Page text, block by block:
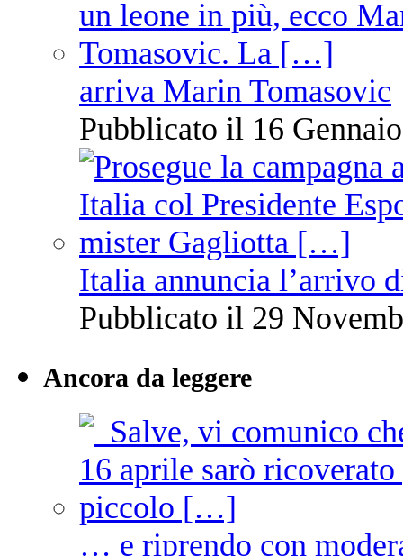
arriva Marin Tomasovic
Pubblicato il 16
Italia annuncia l’arrivo
Pubblicato il 29
Ancora da leggere
… e riprendo con